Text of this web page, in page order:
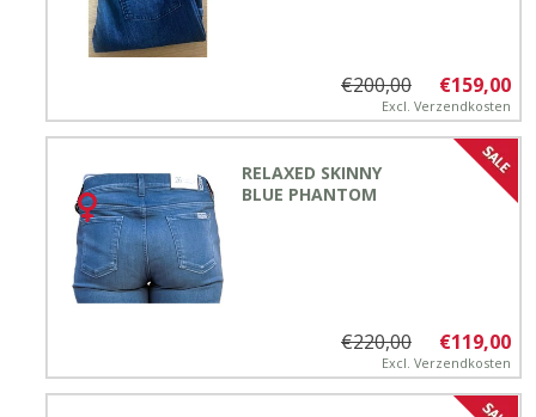
€159,00
€200,00
Excl. Verzendkosten
RELAXED SKINNY
BLUE PHANTOM
€119,00
€220,00
Excl. Verzendkosten